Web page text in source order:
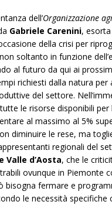
dell’Organizzazione
Gabriele Carenini,
della crisi per
soltanto in funzione
al futuro da qui ai
richiesti dalla natura per
del settore.
le risorse disponibili
al massimo al 5%
diminuire le rese, ma
regionali del
Valle d’Aosta, che le
ovunque in Piemonte
bisogna fermare e
le necessità specifiche